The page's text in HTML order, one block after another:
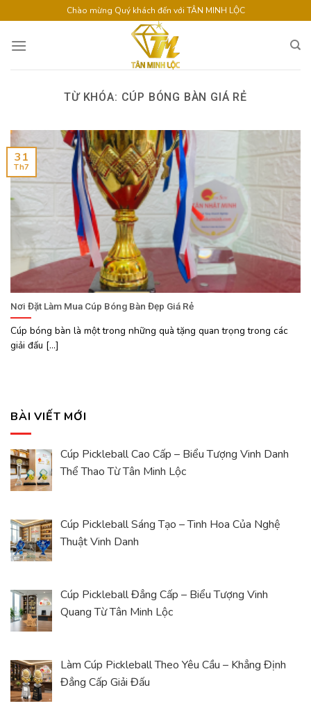
to
content
Chào mừng Quý khách đến với TÂN MINH LỘC
TỪ KHÓA: CÚP BÓNG BÀN GIÁ RẺ
Nơi Đặt Làm Mua Cúp Bóng Bàn Đẹp Giá Rẻ
Cúp bóng bàn là một trong những quà tặng quan trọng trong các
giải đấu [...]
31
Th7
BÀI VIẾT MỚI
Cúp Pickleball Cao Cấp – Biểu Tượng Vinh Danh
Thể Thao Từ Tân Minh Lộc
Cúp Pickleball Sáng Tạo – Tinh Hoa Của Nghệ
Thuật Vinh Danh
Cúp Pickleball Đẳng Cấp – Biểu Tượng Vinh
Quang Từ Tân Minh Lộc
Làm Cúp Pickleball Theo Yêu Cầu – Khẳng Định
Đẳng Cấp Giải Đấu